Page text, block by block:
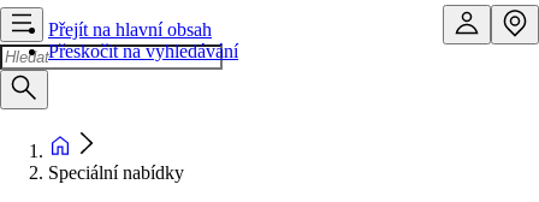
Přejít na hlavní obsah
Přeskočit na vyhledávání
Speciální nabídky